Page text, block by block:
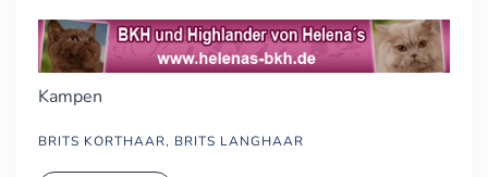
Kampen
BRITS KORTHAAR, BRITS LANGHAAR